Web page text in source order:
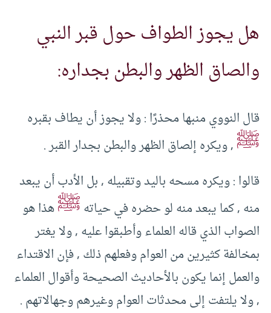
هل يجوز الطواف حول قبر النبي
والصاق الظهر والبطن بجداره:
قال النووي منبها محذرًا ‏:‏ ولا يجوز أن يطاف بقبره
ﷺ‏,‏ ويكره إلصاق الظهر والبطن بجدار القبر ‏.‏
قالوا ‏:‏ ويكره مسحه باليد وتقبيله ‏,‏ بل الأدب أن يبعد
منه ‏,‏ كما يبعد منه لو حضره في حياتهﷺهذا هو
الصواب الذي قاله العلماء وأطبقوا عليه ‏,‏ ولا يغتر
بمخالفة كثيرين من العوام وفعلهم ذلك ‏,‏ فإن الاقتداء
والعمل إنما يكون بالأحاديث الصحيحة وأقوال العلماء
‏,‏ ولا يلتفت إلى محدثات العوام وغيرهم ‏وجهالاتهم ‏.‏